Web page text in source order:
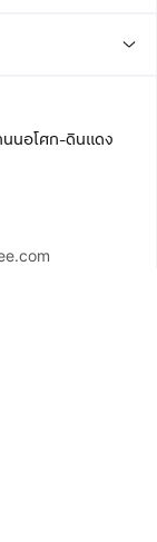
นนอโศก-ดินแดง